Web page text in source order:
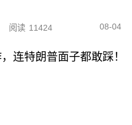
阅读 11424 08-04
连特朗普面子都敢踩！